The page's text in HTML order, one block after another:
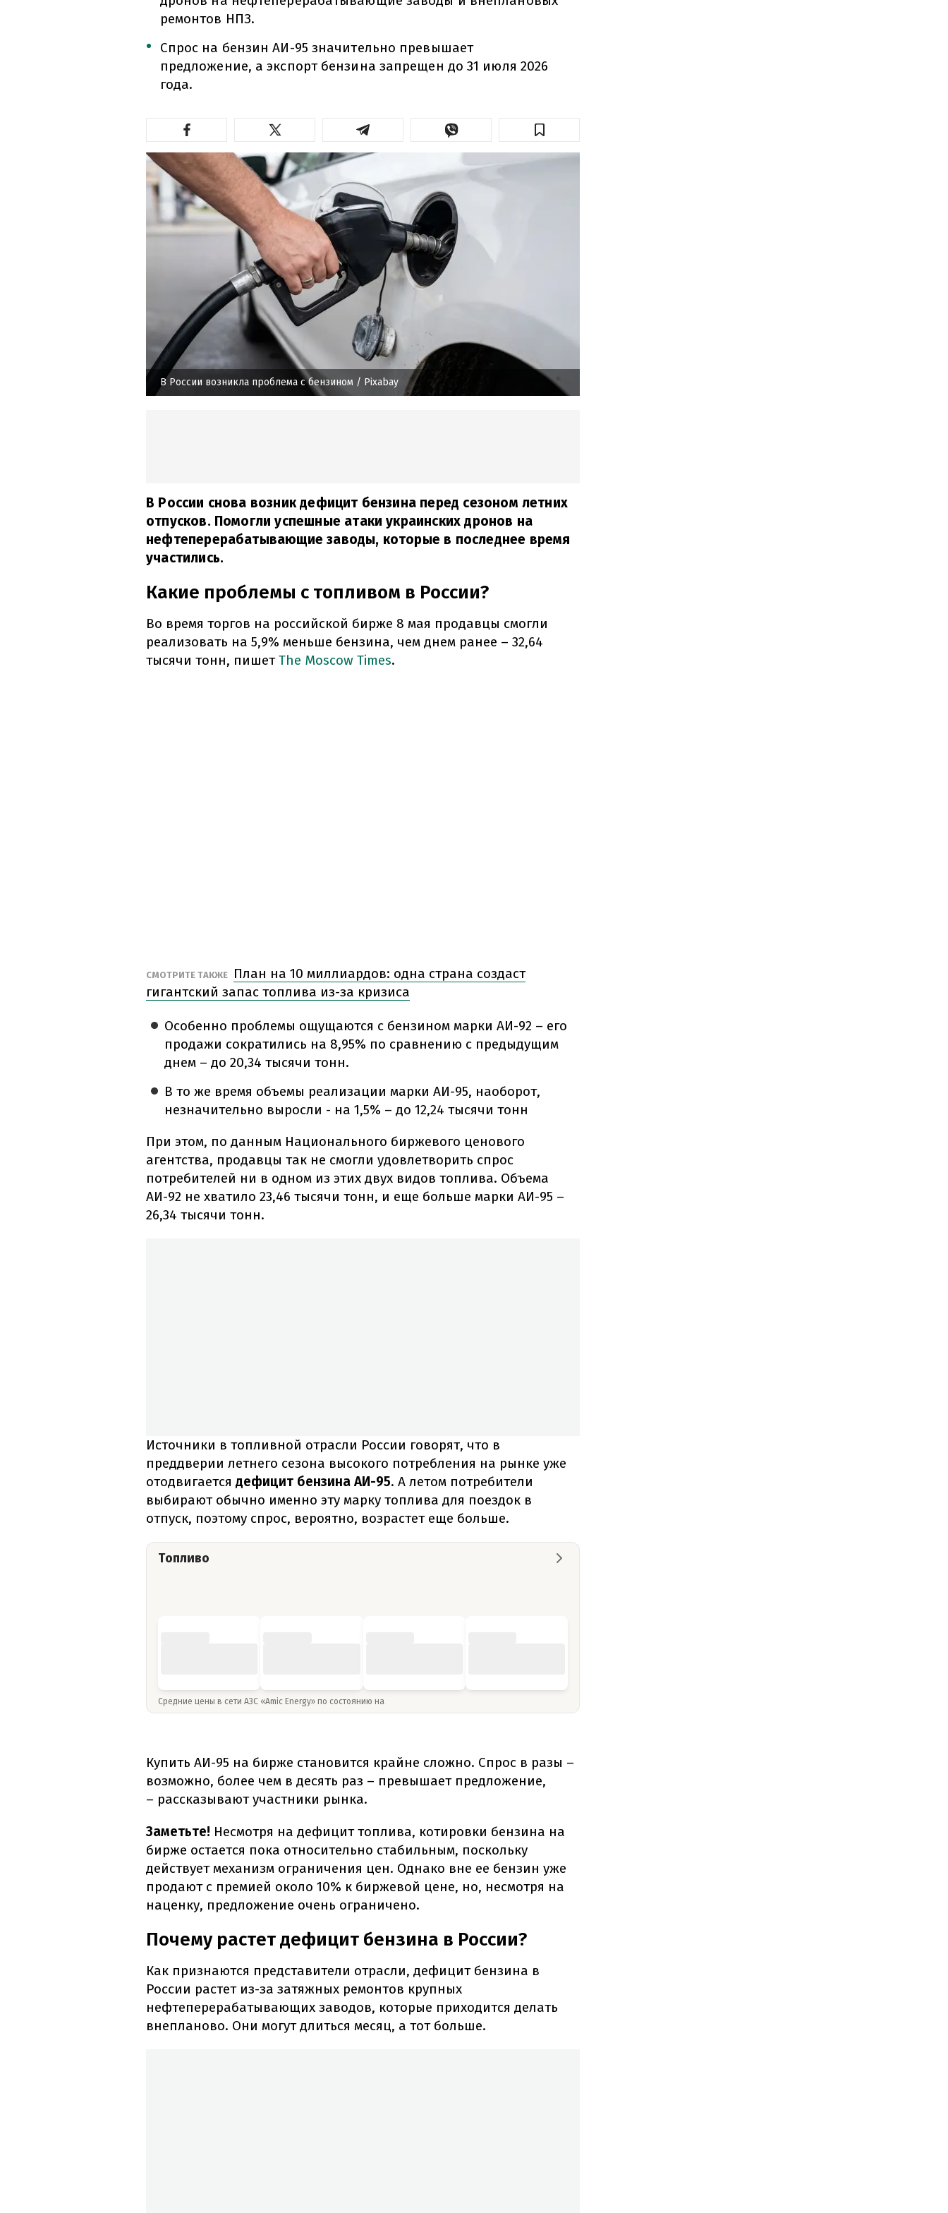
ремонтов НПЗ.
Спрос на бензин АИ-95 значительно превышает
предложение, а экспорт бензина запрещен до 31 июля 2026
года.
В России возникла проблема с бензином / Рixabay
В России снова возник дефицит бензина перед сезоном летних
отпусков. Помогли успешные атаки украинских дронов на
нефтеперерабатывающие заводы, которые в последнее время
участились.
Какие проблемы с топливом в России?
Во время торгов на российской бирже 8 мая продавцы смогли
реализовать на 5,9% меньше бензина, чем днем ранее – 32,64
тысячи тонн, пишетThe Moscow Times.
СМОТРИТЕ ТАКЖЕ
План на 10 миллиардов: одна страна создаст
гигантский запас топлива из-за кризиса
Особенно проблемы ощущаются с бензином марки АИ-92 – его
продажи сократились на 8,95% по сравнению с предыдущим
днем – до 20,34 тысячи тонн.
В то же время объемы реализации марки АИ-95, наоборот,
незначительно выросли - на 1,5% – до 12,24 тысячи тонн
При этом, по данным Национального биржевого ценового
агентства, продавцы так не смогли удовлетворить спрос
потребителей ни в одном из этих двух видов топлива. Объема
АИ-92 не хватило 23,46 тысячи тонн, и еще больше марки АИ-95 –
26,34 тысячи тонн.
Источники в топливной отрасли России говорят, что в
преддверии летнего сезона высокого потребления на рынке уже
отодвигается дефицит бензина АИ-95. А летом потребители
выбирают обычно именно эту марку топлива для поездок в
отпуск, поэтому спрос, вероятно, возрастет еще больше.
Топливо
Средние цены в сети АЗС «Amic Energy» по состоянию на
Купить АИ-95 на бирже становится крайне сложно. Спрос в разы –
возможно, более чем в десять раз – превышает предложение,
– рассказывают участники рынка.
Заметьте! Несмотря на дефицит топлива, котировки бензина на
бирже остается пока относительно стабильным, поскольку
действует механизм ограничения цен. Однако вне ее бензин уже
продают с премией около 10% к биржевой цене, но, несмотря на
наценку, предложение очень ограничено.
Почему растет дефицит бензина в России?
Как признаются представители отрасли, дефицит бензина в
России растет из-за затяжных ремонтов крупных
нефтеперерабатывающих заводов, которые приходится делать
внепланово. Они могут длиться месяц, а тот больше.